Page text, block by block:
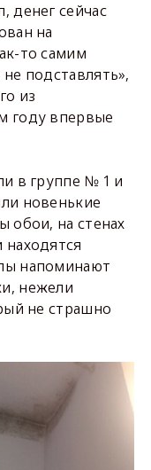
денег сейчас
на
то самим
подставлять»,
из
году впервые
в группе № 1 и
новенькие
обои, на стенах
напоминают
нежели
не страшно